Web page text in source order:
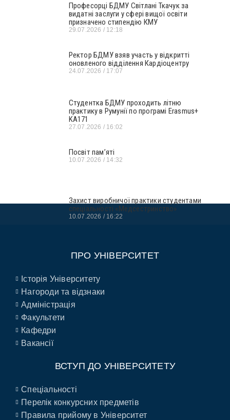
Професорці БДМУ Світлані Ткачук за
видатні заслуги у сфері вищої освіти
призначено стипендію КМУ
29.07.2026 12:18
Ректор БДМУ взяв участь у відкритті
оновленого відділення Кардіоцентру
24.07.2026 17:07
Студентка БДМУ проходить літню
практику в Румунії по програмі Erasmus+
KA171
27.07.2026 16:02
Посвіт пам’яті
10.07.2026 14:32
Захист виробничої практики студентами
спеціальності «Медсестринство»
10.07.2026 16:22
ПРО УНІВЕРСИТЕТ
Історія Університету
Нагороди та відзнаки
Адміністрація
Факультети
Кафедри
Вакансії
ВСТУП ДО УНІВЕРСИТЕТУ
Спеціальності
Перелік конкурсних предметів
Правила прийому в Університет